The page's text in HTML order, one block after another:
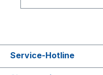
Ventile mit
den Durchfluss bzw.
einzelnen Heizkörper
Service-Hotline